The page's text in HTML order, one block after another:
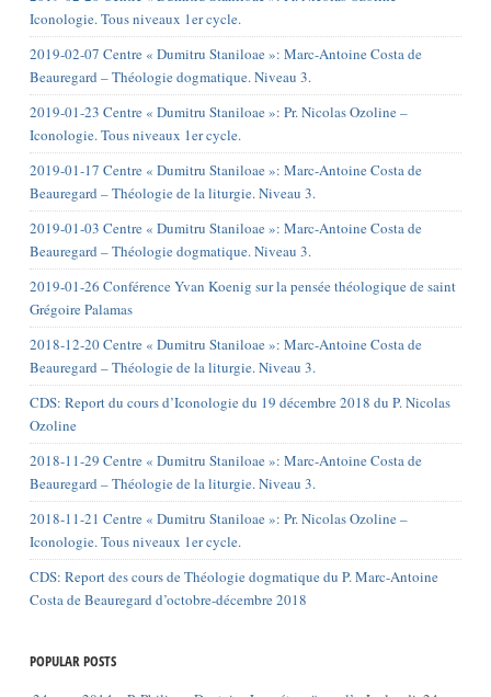
Iconologie. Tous niveaux 1er cycle.
2019-02-07 Centre « Dumitru Staniloae »: Marc-Antoine Costa de
Beauregard – Théologie dogmatique. Niveau 3.
2019-01-23 Centre « Dumitru Staniloae »: Pr. Nicolas Ozoline –
Iconologie. Tous niveaux 1er cycle.
2019-01-17 Centre « Dumitru Staniloae »: Marc-Antoine Costa de
Beauregard – Théologie de la liturgie. Niveau 3.
2019-01-03 Centre « Dumitru Staniloae »: Marc-Antoine Costa de
Beauregard – Théologie dogmatique. Niveau 3.
2019-01-26 Conférence Yvan Koenig sur la pensée théologique de saint
Grégoire Palamas
2018-12-20 Centre « Dumitru Staniloae »: Marc-Antoine Costa de
Beauregard – Théologie de la liturgie. Niveau 3.
CDS: Report du cours d’Iconologie du 19 décembre 2018 du P. Nicolas
Ozoline
2018-11-29 Centre « Dumitru Staniloae »: Marc-Antoine Costa de
Beauregard – Théologie de la liturgie. Niveau 3.
2018-11-21 Centre « Dumitru Staniloae »: Pr. Nicolas Ozoline –
Iconologie. Tous niveaux 1er cycle.
CDS: Report des cours de Théologie dogmatique du P. Marc-Antoine
Costa de Beauregard d’octobre-décembre 2018
POPULAR POSTS